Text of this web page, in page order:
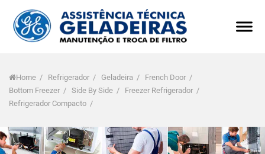
Home / Refrigerador / Geladeira / French Door /
Bottom Freezer / Side By Side / Freezer Refrigerador /
Refrigerador Compacto /